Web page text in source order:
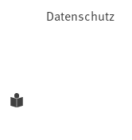
Datenschutz